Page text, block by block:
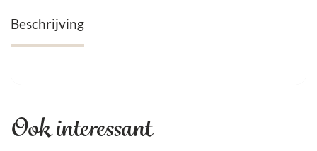
Beschrijving
Ook interessant